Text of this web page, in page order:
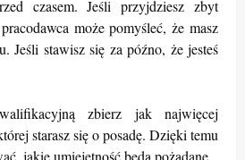
czasem. Jeśli przyjdziesz zbyt
może pomyśleć, że masz
Jeśli stawisz się za późno, że jesteś
zbierz jak najwięcej
starasz się o posadę. Dzięki temu
jakie umiejętność będą pożądane.